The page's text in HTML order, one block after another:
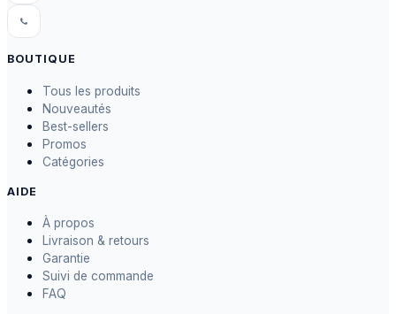
BOUTIQUE
Tous les produits
Nouveautés
Best-sellers
Promos
Catégories
AIDE
À propos
Livraison & retours
Garantie
Suivi de commande
FAQ